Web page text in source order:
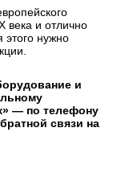
века и отлично
нужно
и
— по телефону
связи на